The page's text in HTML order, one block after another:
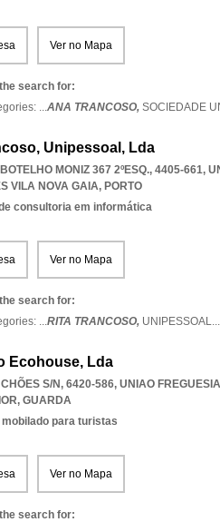
Ver no Mapa
search for:
...ANA TRANCOSO, SOCIEDADE
Unipessoal, Lda
MONIZ 367 2ºESQ., 4405-661,
VILA NOVA GAIA, PORTO
consultoria em informática
Ver no Mapa
search for:
...RITA TRANCOSO, UNIPESSOAL...
Ecohouse, Lda
CHÕES S/N, 6420-586, UNIAO
, GUARDA
para turistas
Ver no Mapa
search for: